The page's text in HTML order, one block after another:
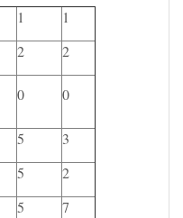
1
1
2 2
0 0
5
3
5
2
5
7